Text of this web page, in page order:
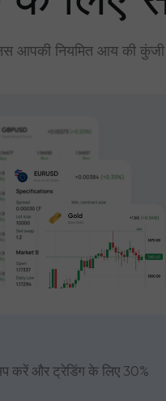
आपकी नियमित आय की
करें और ट्रेडिंग के लिए 30%